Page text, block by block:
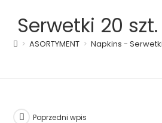
Serwetki 20
> ASORTYMENT > Napkins - Serwetki
Poprzedni wpis